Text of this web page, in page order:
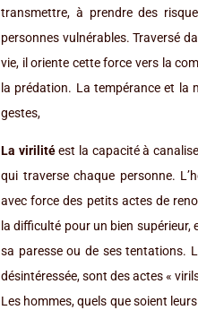
transmettre, à prendre des
personnes vulnérables. Traversé
vie, il oriente cette force vers la
la prédation. La tempérance et la
gestes,
La virilitéest la capacité à
qui traverse chaque personne.
avec force des petits actes de
la difficulté pour un bien supérieur,
sa paresse ou de ses tentations.
désintéressée, sont des actes «
Les hommes, quels que soient